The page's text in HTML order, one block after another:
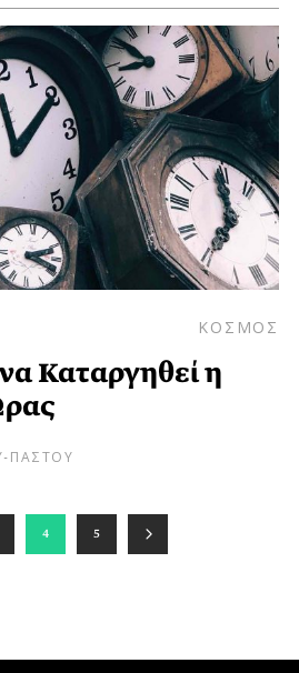
ΚΟΣΜΟΣ
Καταργηθεί η
ΠΑΣΤΟΥ
4 5